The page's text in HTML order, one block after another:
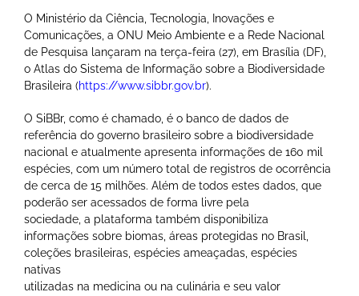
O Ministério da Ciência, Tecnologia, Inovações e
Comunicações, a ONU Meio Ambiente e a Rede Nacional
de Pesquisa lançaram na terça-feira (27), em Brasília (DF),
o Atlas do Sistema de Informação sobre a Biodiversidade
Brasileira (https://www.sibbr.gov.br).
O SiBBr, como é chamado, é o banco de dados de
referência do governo brasileiro sobre a biodiversidade
nacional e atualmente apresenta informações de 160 mil
espécies, com um número total de registros de ocorrência
de cerca de 15 milhões. Além de todos estes dados, que
poderão ser acessados de forma livre pela
sociedade, a plataforma também disponibiliza
informações sobre biomas, áreas protegidas no Brasil,
coleções brasileiras, espécies ameaçadas, espécies
nativas
utilizadas na medicina ou na culinária e seu valor